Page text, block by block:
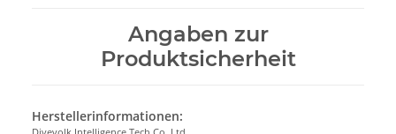
Angaben zur
Produktsicherheit
Herstellerinformationen: